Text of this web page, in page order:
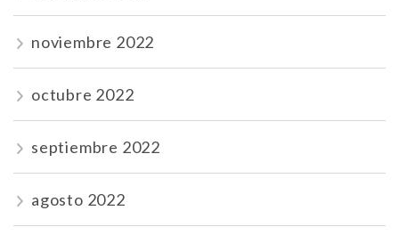
noviembre 2022
octubre 2022
septiembre 2022
agosto 2022